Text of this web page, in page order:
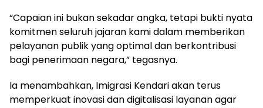
‎“Capaian ini bukan sekadar angka, tetapi bukti nyata
komitmen seluruh jajaran kami dalam memberikan
pelayanan publik yang optimal dan berkontribusi
bagi penerimaan negara,” tegasnya.
‎Ia menambahkan, Imigrasi Kendari akan terus
memperkuat inovasi dan digitalisasi layanan agar